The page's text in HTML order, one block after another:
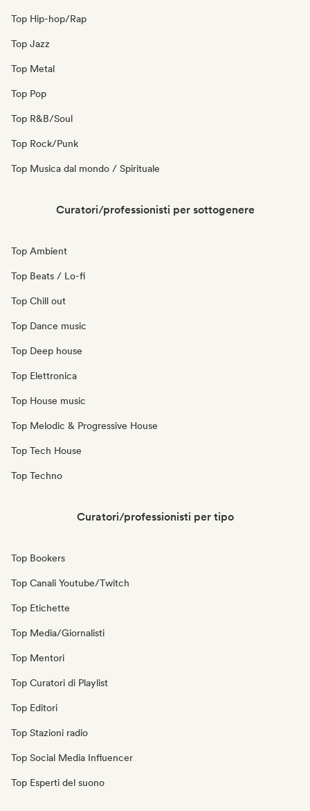
Top Hip-hop/Rap
Top Jazz
Top Metal
Top Pop
Top R&B/Soul
Top Rock/Punk
Top Musica dal mondo / Spirituale
Curatori/professionisti per sottogenere
Top Ambient
Top Beats / Lo-fi
Top Chill out
Top Dance music
Top Deep house
Top Elettronica
Top House music
Top Melodic & Progressive House
Top Tech House
Top Techno
Curatori/professionisti per tipo
Top Bookers
Top Canali Youtube/Twitch
Top Etichette
Top Media/Giornalisti
Top Mentori
Top Curatori di Playlist
Top Editori
Top Stazioni radio
Top Social Media Influencer
Top Esperti del suono